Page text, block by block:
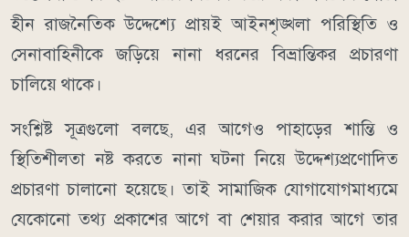
হীন রাজনৈতিক উদ্দেশ্যে প্রায়ই আইনশৃঙ্খলা পরিস্থিতি ও
সেনাবাহিনীকে জড়িয়ে নানা ধরনের বিভ্রান্তিকর প্রচারণা
চালিয়ে থাকে।
সংশ্লিষ্ট সূত্রগুলো বলছে, এর আগেও পাহাড়ের শান্তি ও
স্থিতিশীলতা নষ্ট করতে নানা ঘটনা নিয়ে উদ্দেশ্যপ্রণোদিত
প্রচারণা চালানো হয়েছে। তাই সামাজিক যোগাযোগমাধ্যমে
যেকোনো তথ্য প্রকাশের আগে বা শেয়ার করার আগে তার